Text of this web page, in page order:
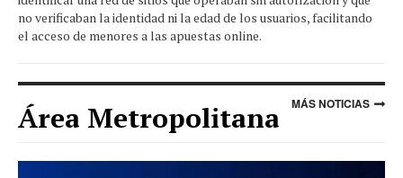
no verificaban la identidad ni la edad de los usuarios, facilitando
el acceso de menores a las apuestas online.
Área Metropolitana MÁS NOTICIAS